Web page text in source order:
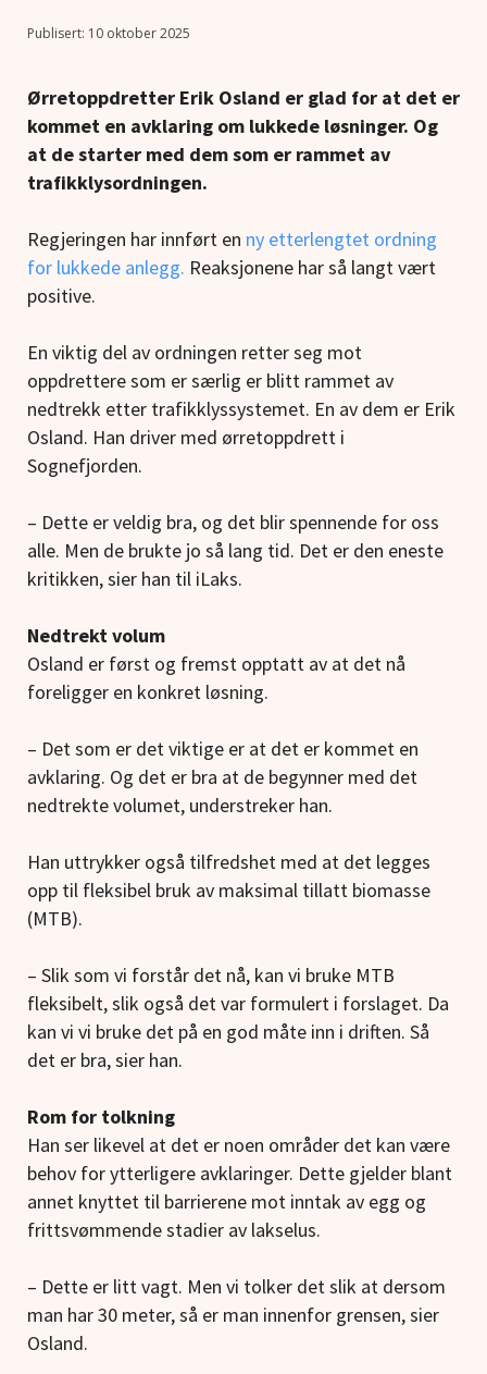
10 oktober 2025
Ørretoppdretter Erik Osland er glad for at det er
kommet en avklaring om lukkede løsninger. Og
at de starter med dem som er rammet av
trafikklysordningen.
Regjeringen har innført en ny etterlengtet ordning
for lukkede anlegg. Reaksjonene har så langt vært
positive.
En viktig del av ordningen retter seg mot
oppdrettere som er særlig er blitt rammet av
nedtrekk etter trafikklyssystemet. En av dem er Erik
Osland. Han driver med ørretoppdrett i
Sognefjorden.
– Dette er veldig bra, og det blir spennende for oss
alle. Men de brukte jo så lang tid. Det er den eneste
kritikken, sier han til iLaks.
Nedtrekt volum
Osland er først og fremst opptatt av at det nå
foreligger en konkret løsning.
– Det som er det viktige er at det er kommet en
avklaring. Og det er bra at de begynner med det
nedtrekte volumet, understreker han.
Han uttrykker også tilfredshet med at det legges
opp til fleksibel bruk av maksimal tillatt biomasse
(MTB).
– Slik som vi forstår det nå, kan vi bruke MTB
fleksibelt, slik også det var formulert i forslaget. Da
kan vi vi bruke det på en god måte inn i driften. Så
det er bra, sier han.
Rom for tolkning
Han ser likevel at det er noen områder det kan være
behov for ytterligere avklaringer. Dette gjelder blant
annet knyttet til barrierene mot inntak av egg og
frittsvømmende stadier av lakselus.
– Dette er litt vagt. Men vi tolker det slik at dersom
man har 30 meter, så er man innenfor grensen, sier
Osland.